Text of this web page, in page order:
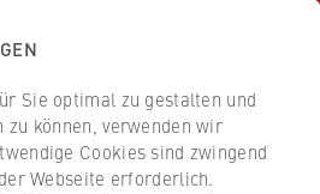
der HWR Berlin
Sie optimal zu gestalten und
können, verwenden wir
Cookies sind zwingend
Webseite erforderlich.